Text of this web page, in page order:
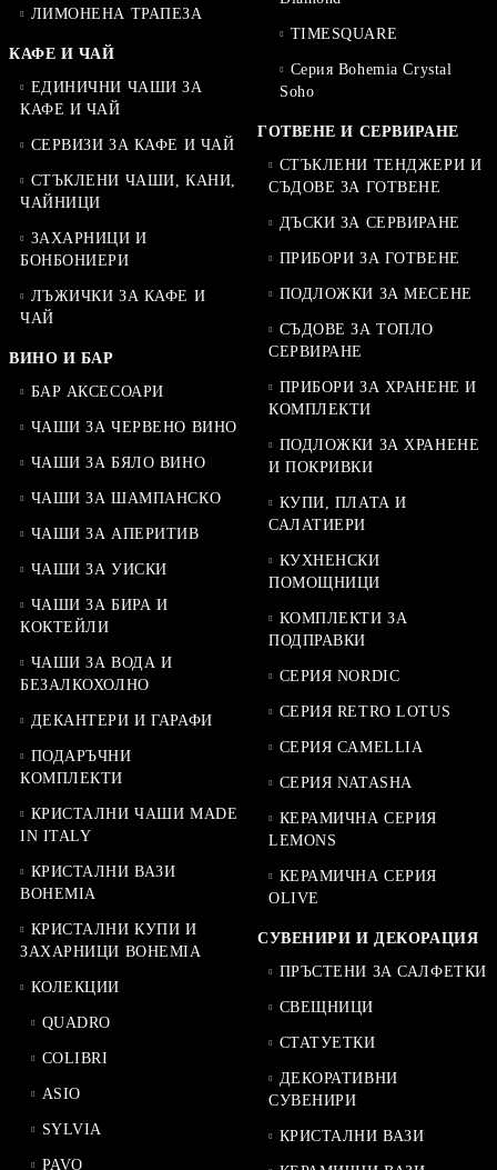
ЛИМОНЕНА ТРАПЕЗА
КАФЕ И ЧАЙ
ЕДИНИЧНИ ЧАШИ ЗА
КАФЕ И ЧАЙ
СЕРВИЗИ ЗА КАФЕ И ЧАЙ
СТЪКЛЕНИ ЧАШИ, КАНИ,
ЧАЙНИЦИ
ЗАХАРНИЦИ И
БОНБОНИЕРИ
ЛЪЖИЧКИ ЗА КАФЕ И
ЧАЙ
ВИНО И БАР
БАР АКСЕСОАРИ
ЧАШИ ЗА ЧЕРВЕНО ВИНО
ЧАШИ ЗА БЯЛО ВИНО
ЧАШИ ЗА ШАМПАНСКО
ЧАШИ ЗА АПЕРИТИВ
ЧАШИ ЗА УИСКИ
ЧАШИ ЗА БИРА И
КОКТЕЙЛИ
ЧАШИ ЗА ВОДА И
БЕЗАЛКОХОЛНО
ДЕКАНТЕРИ И ГАРАФИ
ПОДАРЪЧНИ
КОМПЛЕКТИ
КРИСТАЛНИ ЧАШИ MADE
IN ITALY
КРИСТАЛНИ ВАЗИ
BOHEMIA
КРИСТАЛНИ КУПИ И
ЗАХАРНИЦИ BOHEMIA
КОЛЕКЦИИ
QUADRO
COLIBRI
ASIO
SYLVIA
PAVO
TIMESQUARE
Серия Bohemia Crystal
Soho
ГОТВЕНЕ И СЕРВИРАНЕ
СТЪКЛЕНИ ТЕНДЖЕРИ И
СЪДОВЕ ЗА ГОТВЕНЕ
ДЪСКИ ЗА СЕРВИРАНЕ
ПРИБОРИ ЗА ГОТВЕНЕ
ПОДЛОЖКИ ЗА МЕСЕНЕ
СЪДОВЕ ЗА ТОПЛО
СЕРВИРАНЕ
ПРИБОРИ ЗА ХРАНЕНЕ И
КОМПЛЕКТИ
ПОДЛОЖКИ ЗА ХРАНЕНЕ
И ПОКРИВКИ
КУПИ, ПЛАТА И
САЛАТИЕРИ
КУХНЕНСКИ
ПОМОЩНИЦИ
КОМПЛЕКТИ ЗА
ПОДПРАВКИ
СЕРИЯ NORDIC
СЕРИЯ RETRO LOTUS
СЕРИЯ CAMELLIA
СЕРИЯ NATASHA
КЕРАМИЧНА СЕРИЯ
LEMONS
КЕРАМИЧНА СЕРИЯ
OLIVE
СУВЕНИРИ И ДЕКОРАЦИЯ
ПРЪСТЕНИ ЗА САЛФЕТКИ
СВЕЩНИЦИ
СТАТУЕТКИ
ДЕКОРАТИВНИ
СУВЕНИРИ
КРИСТАЛНИ ВАЗИ